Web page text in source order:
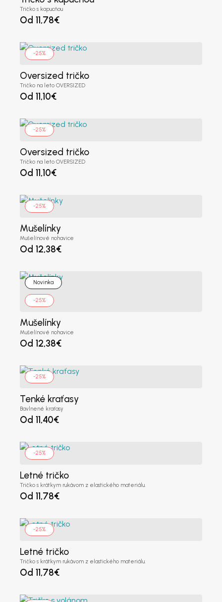
Tričko s kapucňou
Od 11,78€
-25%
Oversized tričko
Tričko na leto OVERSIZED
Od 11,10€
-25%
Oversized tričko
Tričko na leto OVERSIZED
Od 11,10€
-25%
Mušelínky
Mušelínové nohavice
Od 12,38€
Novinka
-25%
Mušelínky
Mušelínové nohavice
Od 12,38€
-25%
Tenké kraťasy
Bavlnené kraťasy
Od 11,40€
-25%
Letné tričko
Tričko s krátkym rukávom z elastického materiálu.
Od 11,78€
-25%
Letné tričko
Tričko s krátkym rukávom z elastického materiálu.
Od 11,78€
Krstné meno
Priezvisko
Ulica
PSČ*
IČO*
DIČ (voliteľné)
IČ DPH